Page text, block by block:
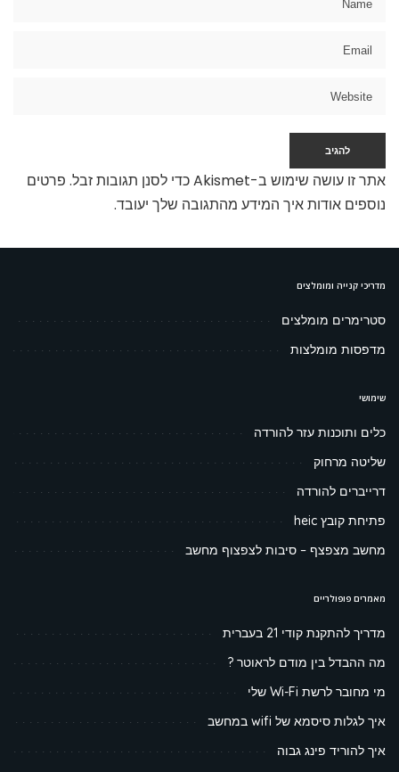
אתר זו עושה שימוש ב-Akismet כדי לסנן תגובות זבל.
פרטים
נוספים אודות איך המידע מהתגובה שלך יעובד.
מדריכי קנייה ומומלצים
סטרימרים מומלצים
מדפסות מומלצות
שימושי
כלים ותוכנות עזר להורדה
שליטה מרחוק
דרייברים להורדה
פתיחת קובץ heic
מחשב מצפצף – סיבות לצפצוף מחשב
מאמרים פופולריים
מדריך להתקנת קודי 21 בעברית
מה ההבדל בין מודם לראוטר ?
מי מחובר לרשת Wi-Fi שלי
איך לגלות סיסמא של wifi במחשב
איך להוריד פינג גבוה